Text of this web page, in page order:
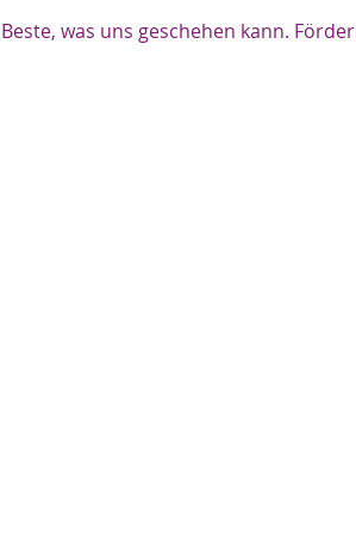
was uns geschehen kann.